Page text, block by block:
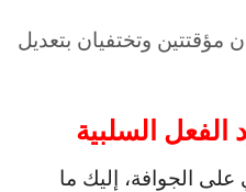
مؤقتتين وتختفيان بتعديل
الفعل السلبية
الجوافة، إليك ما